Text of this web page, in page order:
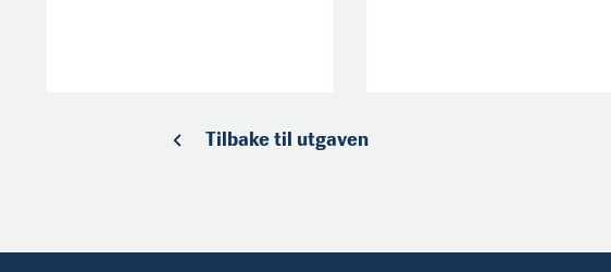
Tilbake til utgaven